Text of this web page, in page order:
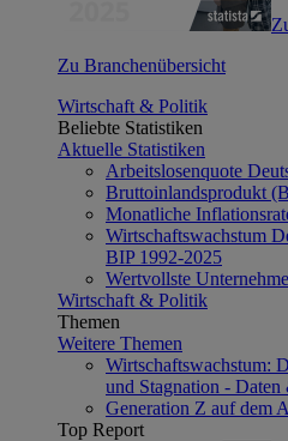
Zu Branchenübersicht
Wirtschaft & Politik
Beliebte Statistiken
Aktuelle Statistiken
Arbeitslosenquote
Bruttoinlandsprodukt
Monatliche
Wirtschaftswachstum
BIP 1992-2025
Wertvollste
Wirtschaft & Politik
Themen
Weitere Themen
Wirtschaftswachstum:
und Stagnation - Daten
Generation Z auf dem
Top Report